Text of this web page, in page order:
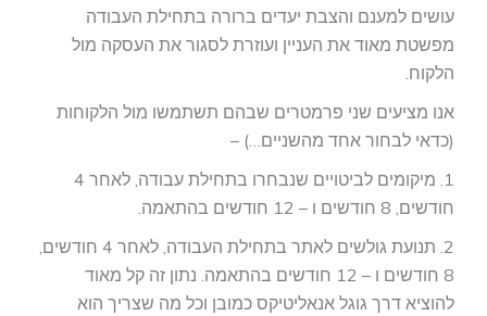
עושים למענם והצבת יעדים ברורה בתחילת העבודה
מפשטת מאוד את העניין ועוזרת לסגור את העסקה מול
הלקוח.
אנו מציעים שני פרמטרים שבהם תשתמשו מול הלקוחות
(כדאי לבחור אחד מהשניים…) –
1. מיקומים לביטויים שנבחרו בתחילת עבודה, לאחר 4
חודשים, 8 חודשים ו – 12 חודשים בהתאמה.
2. תנועת גולשים לאתר בתחילת העבודה, לאחר 4 חודשים,
8 חודשים ו – 12 חודשים בהתאמה. נתון זה קל מאוד
להוציא דרך גוגל אנאליטיקס כמובן וכל מה שצריך הוא